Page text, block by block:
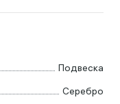
Подвеска
Серебро